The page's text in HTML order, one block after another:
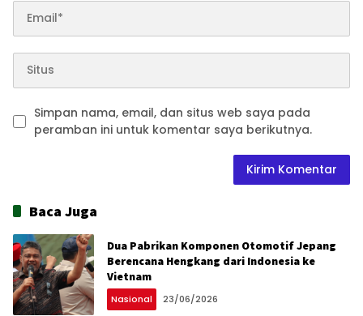
Simpan nama, email, dan situs web saya pada
peramban ini untuk komentar saya berikutnya.
Baca Juga
Dua Pabrikan Komponen Otomotif Jepang
Berencana Hengkang dari Indonesia ke
Vietnam
Nasional 23/06/2026